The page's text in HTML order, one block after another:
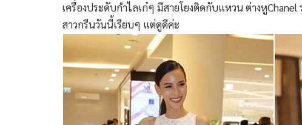
เครื่องประดับกำไลเก๋ๆ มีสายโยงติดกับแหวน ต่างหู
สาวกรีนวันนี้เรียบๆ แต่ดูดีค่ะ